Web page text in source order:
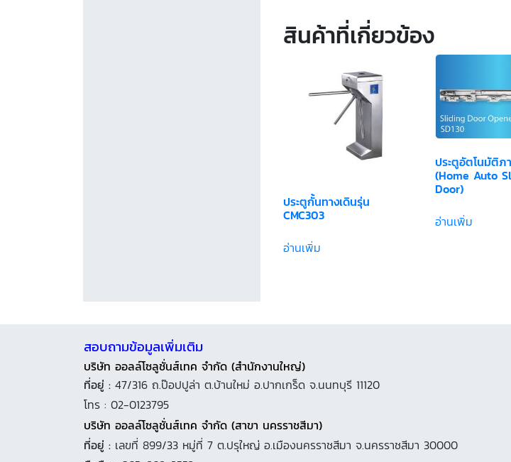
สินค้าที่เกี่ยวข้อง
ประตูกั้นทางเดินรุ่น
CMC303
อ่านเพิ่ม
ประตูอัตโนมัติภ
(Home Auto
Door)
อ่านเพิ่ม
สอบถามข้อมูลเพิ่มเติม
บริษัท ออลล์โซลูชั่นส์เทค จำกัด (สำนักงานใหญ่)
ที่อยู่ : 47/316 ถ.ป๊อปปูล่า ต.บ้านใหม่ อ.ปากเกร็ด จ.นนทบุรี 11120
โทร : 02-0123795
บริษัท ออลล์โซลูชั่นส์เทค จำกัด (สาขา นครราชสีมา)
ที่อยู่ : เลขที่ 899/33 หมู่ที่ 7 ต.ปรุใหญ่ อ.เมืองนครราชสีมา จ.นครราชสีมา 30000